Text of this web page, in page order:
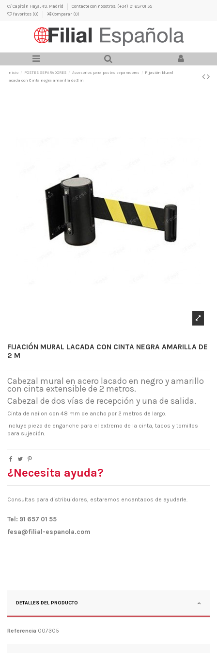
C/ Capitán Haya, 49. Madrid
Contacte con nosotros: (+34) 91 657 01 55
Favoritos (0) Comparar (0)
Inicio POSTES SEPARADORES Accesorios para postes separadores
Fijación Mural
lacada con Cinta negra amarilla de 2 m
FIJACIÓN MURAL LACADA CON CINTA NEGRA AMARILLA DE
2 M
Cabezal mural en acero lacado en negro y amarillo
con cinta extensible de 2 metros.
Cabezal de dos vías de recepción y una de salida.
Cinta de nailon con 48 mm de ancho por 2 metros de largo.
Incluye pieza de enganche para el extremo de la cinta, tacos y tornillos
para sujeción.
¿Necesita ayuda?
Consultas para distribuidores, estaremos encantados de ayudarle.
Tel: 91 657 01 55
fesa@filial-espanola.com
DETALLES DEL PRODUCTO
Referencia 007305